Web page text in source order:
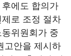
에도 합의가
로 조정 절차
동위원회가 중
고안을 제시하